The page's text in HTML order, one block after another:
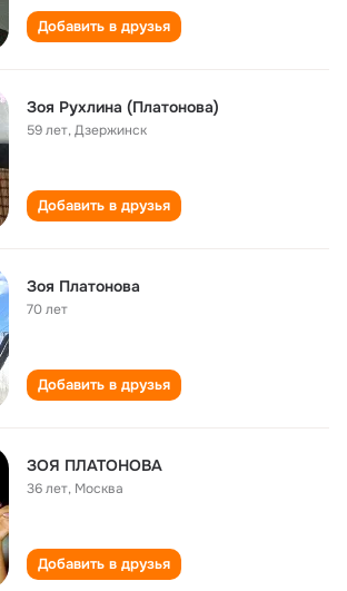
Добавить в друзья
Зоя Рухлина (Платонова)
59 лет,Дзержинск
Добавить в друзья
Зоя Платонова
70 лет
Добавить в друзья
ЗОЯ ПЛАТОНОВА
36 лет, Москва
Добавить в друзья